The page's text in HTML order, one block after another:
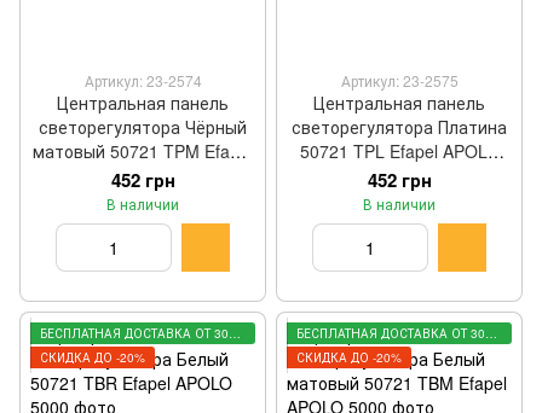
Артикул: 23-2574
Центральная панель
светорегулятора Чёрный
матовый 50721 TPM Efapel
APOLO 5000
452 грн
В наличии
Артикул: 23-2575
Центральная панель
светорегулятора Платина
50721 TPL Efapel APOLO
5000
452 грн
В наличии
БЕСПЛАТНАЯ ДОСТАВКА ОТ 3000 ГРН
СКИДКА ДО -20%
БЕСПЛАТНАЯ ДОСТАВКА ОТ 3000 ГРН
СКИДКА ДО -20%